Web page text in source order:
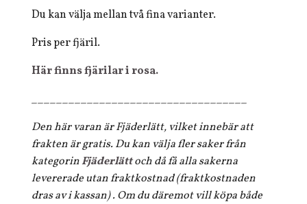
Du kan välja mellan två fina varianter.
Pris per fjäril.
Här finns fjärilar i rosa.
___________________________________
Den här varan är Fjäderlätt, vilket innebär att
frakten är gratis. Du kan välja fler saker från
kategorinFjäderlättoch då få alla sakerna
levererade utan fraktkostnad (fraktkostnaden
dras av i kassan) . Om du däremot vill köpa både